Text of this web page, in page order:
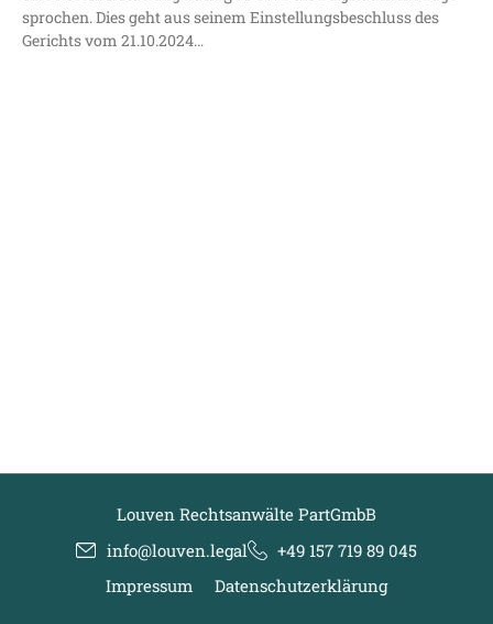
spro­chen. Dies geht aus sei­nem Ein­stel­lungs­be­schluss des
Gerichts vom 21.10.2024…
Louven Rechtsanwälte PartGmbB
info@louven.legal
+49 157 719 89 045
Impressum
Datenschutzerklärung